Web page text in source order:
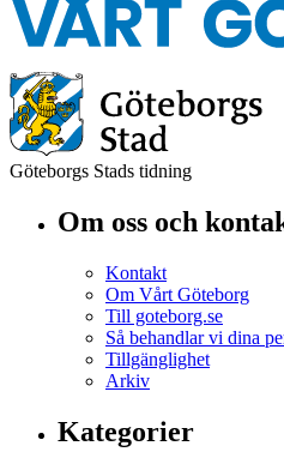
Göteborgs Stads tidning
Om oss och
Kontakt
Om Vårt Göteborg
Till goteborg.se
Så behandlar vi dina
Tillgänglighet
Arkiv
Kategorier